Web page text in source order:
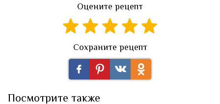
Оцените рецепт
Сохраните рецепт
Посмотрите также